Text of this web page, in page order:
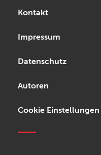
Kontakt
Impressum
Datenschutz
Autoren
Cookie Einstellungen